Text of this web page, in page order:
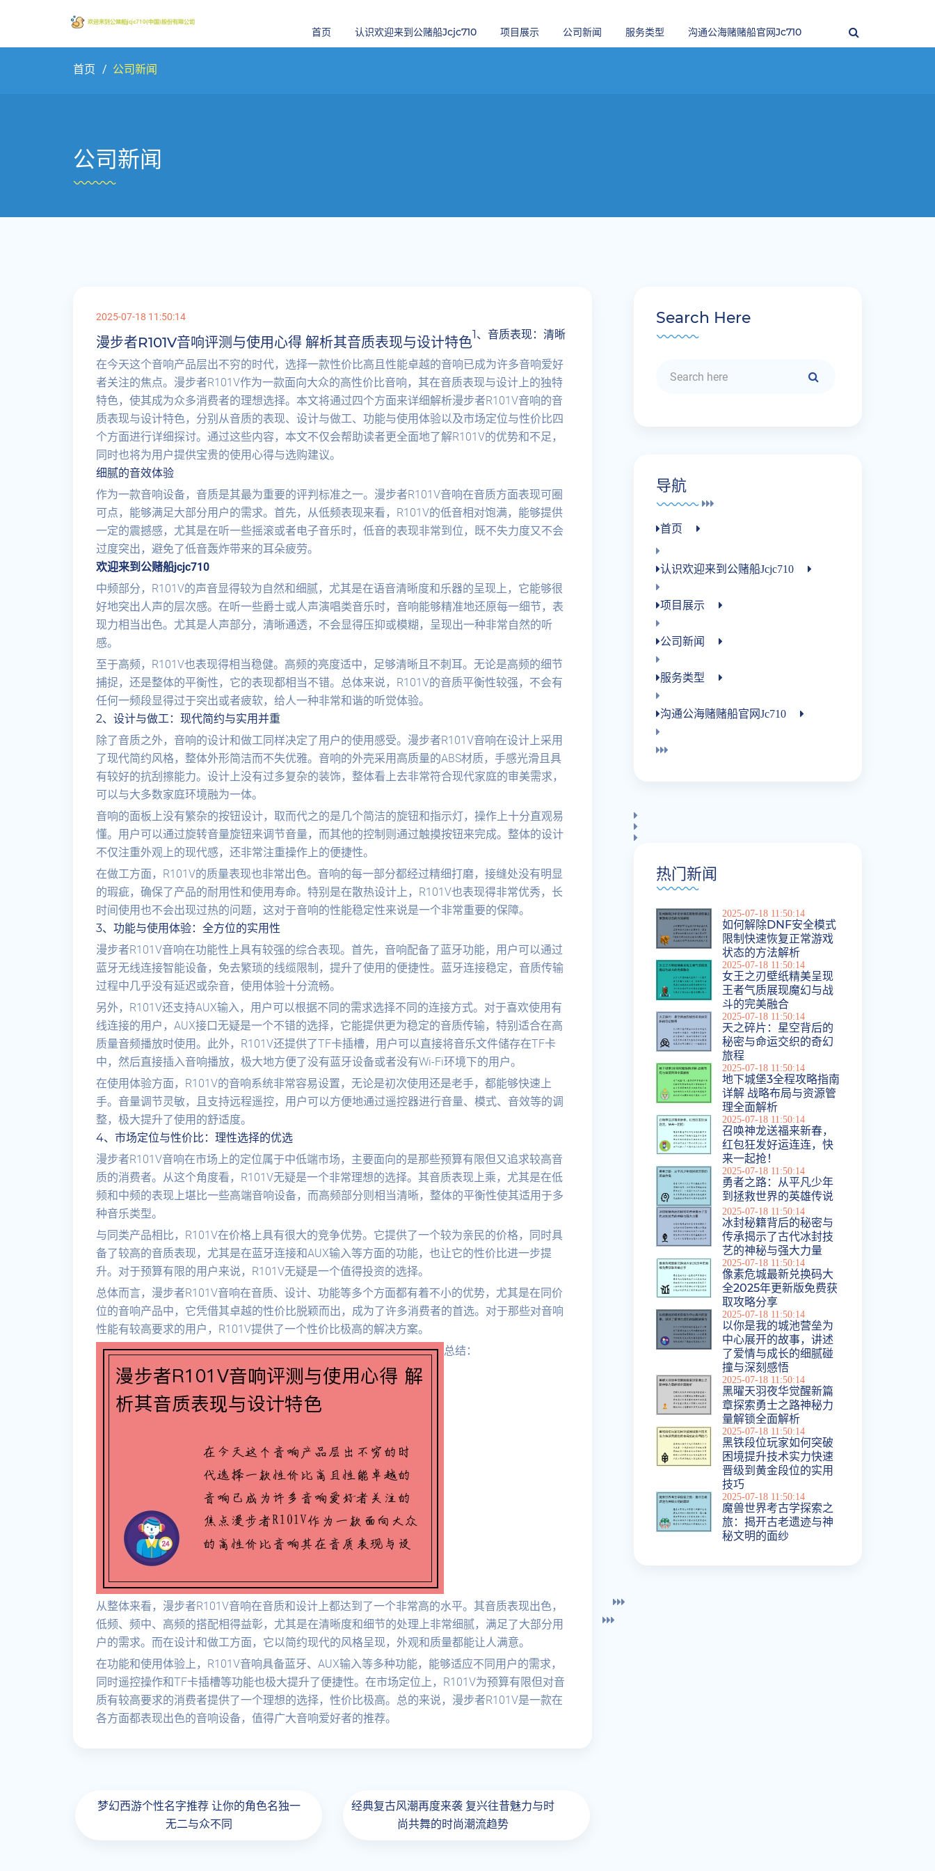
首页 认识欢迎来到公赌船jcjc710 项目展示 公司新闻 服务类型 沟通公海赌赌船官网jc710
首页 公司新闻
公司新闻
2025-07-18 11:50:14
漫步者R101V音响评测与使用心得 解析其音质表现与设计特色
在今天这个音响产品层出不穷的时代，选择一款性价比高且性能卓越的音响已成为许多音响爱好
者关注的焦点。漫步者R101V作为一款面向大众的高性价比音响，其在音质表现与设计上的独特
特色，使其成为众多消费者的理想选择。本文将通过四个方面来详细解析漫步者R101V音响的音
质表现与设计特色，分别从音质的表现、设计与做工、功能与使用体验以及市场定位与性价比四
个方面进行详细探讨。通过这些内容，本文不仅会帮助读者更全面地了解R101V的优势和不足，
同时也将为用户提供宝贵的使用心得与选购建议。
1、音质表现：清晰
细腻的音效体验
作为一款音响设备，音质是其最为重要的评判标准之一。漫步者R101V音响在音质方面表现可圈
可点，能够满足大部分用户的需求。首先，从低频表现来看，R101V的低音相对饱满，能够提供
一定的震撼感，尤其是在听一些摇滚或者电子音乐时，低音的表现非常到位，既不失力度又不会
过度突出，避免了低音轰炸带来的耳朵疲劳。
欢迎来到公赌船jcjc710
中频部分，R101V的声音显得较为自然和细腻，尤其是在语音清晰度和乐器的呈现上，它能够很
好地突出人声的层次感。在听一些爵士或人声演唱类音乐时，音响能够精准地还原每一细节，表
现力相当出色。尤其是人声部分，清晰通透，不会显得压抑或模糊，呈现出一种非常自然的听
感。
至于高频，R101V也表现得相当稳健。高频的亮度适中，足够清晰且不刺耳。无论是高频的细节
捕捉，还是整体的平衡性，它的表现都相当不错。总体来说，R101V的音质平衡性较强，不会有
任何一频段显得过于突出或者疲软，给人一种非常和谐的听觉体验。
2、设计与做工：现代简约与实用并重
除了音质之外，音响的设计和做工同样决定了用户的使用感受。漫步者R101V音响在设计上采用
了现代简约风格，整体外形简洁而不失优雅。音响的外壳采用高质量的ABS材质，手感光滑且具
有较好的抗刮擦能力。设计上没有过多复杂的装饰，整体看上去非常符合现代家庭的审美需求，
可以与大多数家庭环境融为一体。
音响的面板上没有繁杂的按钮设计，取而代之的是几个简洁的旋钮和指示灯，操作上十分直观易
懂。用户可以通过旋转音量旋钮来调节音量，而其他的控制则通过触摸按钮来完成。整体的设计
不仅注重外观上的现代感，还非常注重操作上的便捷性。
在做工方面，R101V的质量表现也非常出色。音响的每一部分都经过精细打磨，接缝处没有明显
的瑕疵，确保了产品的耐用性和使用寿命。特别是在散热设计上，R101V也表现得非常优秀，长
时间使用也不会出现过热的问题，这对于音响的性能稳定性来说是一个非常重要的保障。
3、功能与使用体验：全方位的实用性
漫步者R101V音响在功能性上具有较强的综合表现。首先，音响配备了蓝牙功能，用户可以通过
蓝牙无线连接智能设备，免去繁琐的线缆限制，提升了使用的便捷性。蓝牙连接稳定，音质传输
过程中几乎没有延迟或杂音，使用体验十分流畅。
另外，R101V还支持AUX输入，用户可以根据不同的需求选择不同的连接方式。对于喜欢使用有
线连接的用户，AUX接口无疑是一个不错的选择，它能提供更为稳定的音质传输，特别适合在高
质量音频播放时使用。此外，R101V还提供了TF卡插槽，用户可以直接将音乐文件储存在TF卡
中，然后直接插入音响播放，极大地方便了没有蓝牙设备或者没有Wi-Fi环境下的用户。
在使用体验方面，R101V的音响系统非常容易设置，无论是初次使用还是老手，都能够快速上
手。音量调节灵敏，且支持远程遥控，用户可以方便地通过遥控器进行音量、模式、音效等的调
整，极大提升了使用的舒适度。
4、市场定位与性价比：理性选择的优选
漫步者R101V音响在市场上的定位属于中低端市场，主要面向的是那些预算有限但又追求较高音
质的消费者。从这个角度看，R101V无疑是一个非常理想的选择。其音质表现上乘，尤其是在低
频和中频的表现上堪比一些高端音响设备，而高频部分则相当清晰，整体的平衡性使其适用于多
种音乐类型。
与同类产品相比，R101V在价格上具有很大的竞争优势。它提供了一个较为亲民的价格，同时具
备了较高的音质表现，尤其是在蓝牙连接和AUX输入等方面的功能，也让它的性价比进一步提
升。对于预算有限的用户来说，R101V无疑是一个值得投资的选择。
总体而言，漫步者R101V音响在音质、设计、功能等多个方面都有着不小的优势，尤其是在同价
位的音响产品中，它凭借其卓越的性价比脱颖而出，成为了许多消费者的首选。对于那些对音响
性能有较高要求的用户，R101V提供了一个性价比极高的解决方案。
总结：
从整体来看，漫步者R101V音响在音质和设计上都达到了一个非常高的水平。其音质表现出色，
低频、频中、高频的搭配相得益彰，尤其是在清晰度和细节的处理上非常细腻，满足了大部分用
户的需求。而在设计和做工方面，它以简约现代的风格呈现，外观和质量都能让人满意。
在功能和使用体验上，R101V音响具备蓝牙、AUX输入等多种功能，能够适应不同用户的需求，
同时遥控操作和TF卡插槽等功能也极大提升了便捷性。在市场定位上，R101V为预算有限但对音
质有较高要求的消费者提供了一个理想的选择，性价比极高。总的来说，漫步者R101V是一款在
各方面都表现出色的音响设备，值得广大音响爱好者的推荐。
梦幻西游个性名字推荐 让你的角色名独一
无二与众不同
经典复古风潮再度来袭 复兴往昔魅力与时
尚共舞的时尚潮流趋势
Search Here
导航
首页
认识欢迎来到公赌船jcjc710
项目展示
公司新闻
服务类型
沟通公海赌赌船官网jc710
热门新闻
2025-07-18 11:50:14
如何解除DNF安全模式
限制快速恢复正常游戏
状态的方法解析
2025-07-18 11:50:14
女王之刃壁纸精美呈现
王者气质展现魔幻与战
斗的完美融合
2025-07-18 11:50:14
天之碎片：星空背后的
秘密与命运交织的奇幻
旅程
2025-07-18 11:50:14
地下城堡3全程攻略指南
详解 战略布局与资源管
理全面解析
2025-07-18 11:50:14
召唤神龙送福来新春，
红包狂发好运连连，快
来一起抢！
2025-07-18 11:50:14
勇者之路：从平凡少年
到拯救世界的英雄传说
2025-07-18 11:50:14
冰封秘籍背后的秘密与
传承揭示了古代冰封技
艺的神秘与强大力量
2025-07-18 11:50:14
像素危城最新兑换码大
全2025年更新版免费获
取攻略分享
2025-07-18 11:50:14
以你是我的城池营垒为
中心展开的故事，讲述
了爱情与成长的细腻碰
撞与深刻感悟
2025-07-18 11:50:14
黑曜天羽夜华觉醒新篇
章探索勇士之路神秘力
量解锁全面解析
2025-07-18 11:50:14
黑铁段位玩家如何突破
困境提升技术实力快速
晋级到黄金段位的实用
技巧
2025-07-18 11:50:14
魔兽世界考古学探索之
旅：揭开古老遗迹与神
秘文明的面纱